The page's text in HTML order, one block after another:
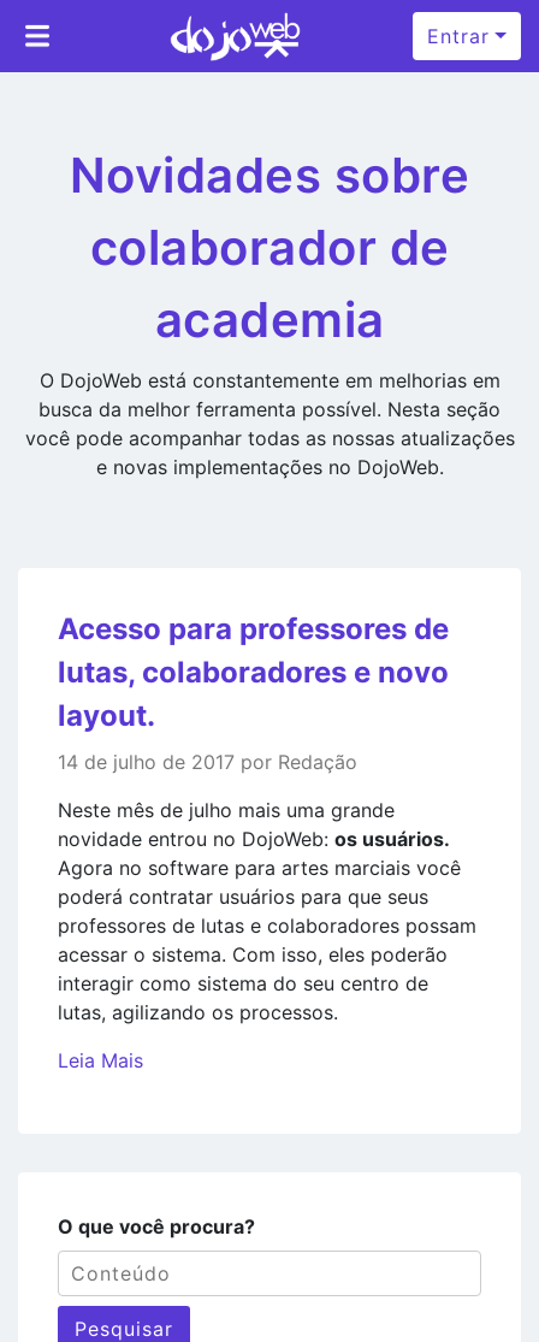
Entrar
Novidades sobre
colaborador de
academia
O DojoWeb está constantemente em melhorias em
busca da melhor ferramenta possível. Nesta seção
você pode acompanhar todas as nossas atualizações
e novas implementações no DojoWeb.
Acesso para professores de
lutas, colaboradores e novo
layout.
14 de julho de 2017 por Redação
Neste mês de julho mais uma grande
novidade entrou no DojoWeb: os usuários.
Agora no software para artes marciais você
poderá contratar usuários para que seus
professores de lutas e colaboradores possam
acessar o sistema. Com isso, eles poderão
interagir como sistema do seu centro de
lutas, agilizando os processos.
Leia Mais
O que você procura?
Pesquisar